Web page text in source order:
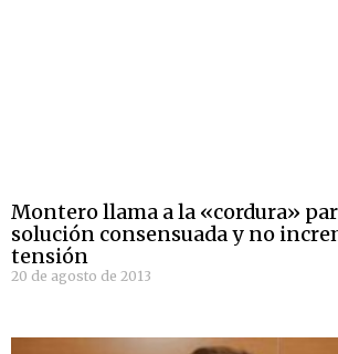
Montero llama a la «cordura»
solución consensuada y no
tensión
20 de agosto de 2013